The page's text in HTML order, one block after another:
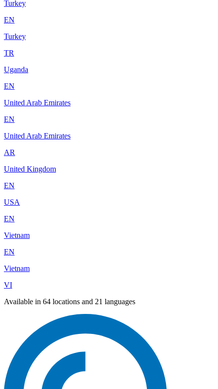
Turkey
EN
Turkey
TR
Uganda
EN
United Arab Emirates
EN
United Arab Emirates
AR
United Kingdom
EN
USA
EN
Vietnam
EN
Vietnam
VI
Available in 64 locations and 21 languages